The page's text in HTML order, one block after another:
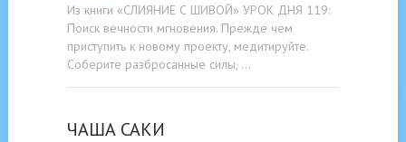
Из книги «СЛИЯНИЕ С ШИВОЙ» УРОК ДНЯ 119:
Поиск вечности мгновения. Прежде чем
приступить к новому проекту, медитируйте.
Соберите разбросанные силы, …
ЧАША САКИ